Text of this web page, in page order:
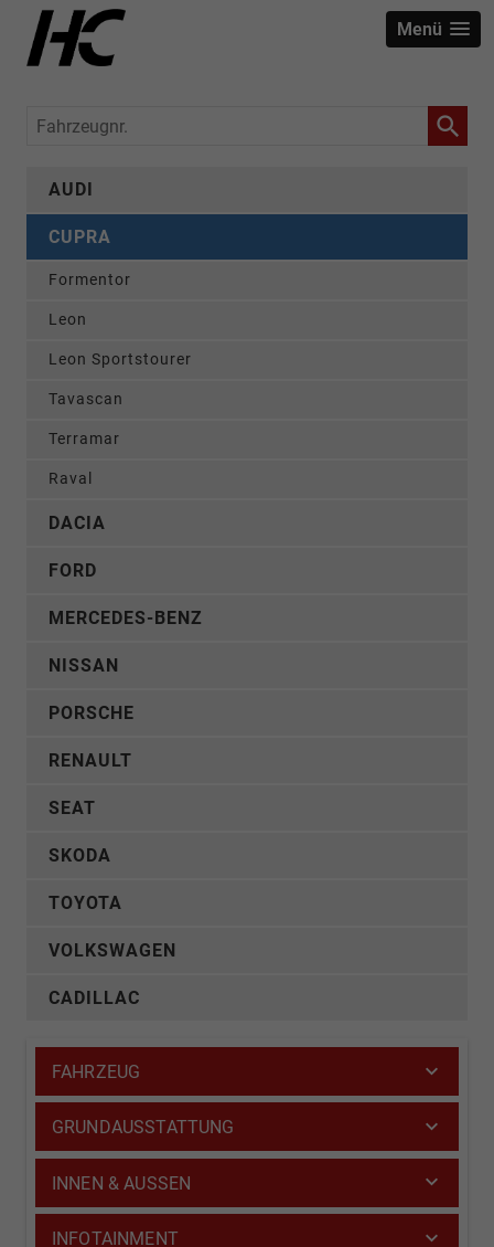
Menü
Fahrzeugnr.
AUDI
CUPRA
Formentor
Leon
Leon Sportstourer
Tavascan
Terramar
Raval
DACIA
FORD
MERCEDES-BENZ
NISSAN
PORSCHE
RENAULT
SEAT
SKODA
TOYOTA
VOLKSWAGEN
CADILLAC
FAHRZEUG
GRUNDAUSSTATTUNG
INNEN & AUSSEN
INFOTAINMENT